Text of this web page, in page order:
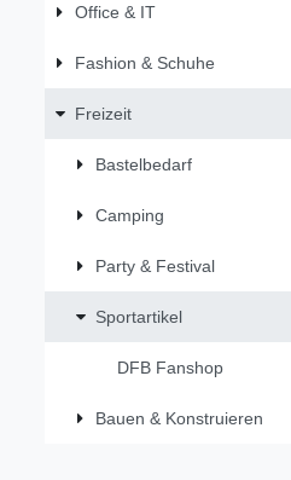
Office & IT
Fashion & Schuhe
Freizeit
Bastelbedarf
Camping
Party & Festival
Sportartikel
DFB Fanshop
Bauen & Konstruieren